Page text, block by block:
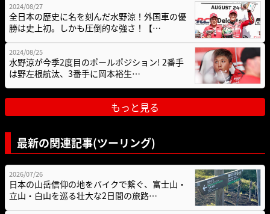
2024/08/27
全日本の歴史に名を刻んだ水野涼！外国車の優
勝は史上初。しかも圧倒的な強さ！【…
2024/08/25
水野涼が今季2度目のポールポジション! 2番手
は野左根航汰、3番手に岡本裕生…
もっと見る
最新の関連記事(ツーリング)
2026/07/26
日本の山岳信仰の地をバイクで繋ぐ、富士山・
立山・白山を巡る壮大な2日間の旅路…